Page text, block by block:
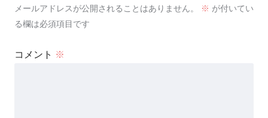
メールアドレスが公開されることはありません。 ※ が付いてい
る欄は必須項目です
コメント ※